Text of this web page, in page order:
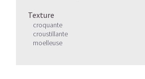
Texture
croquante
croustillante
moelleuse